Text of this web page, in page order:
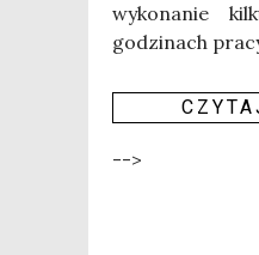
wyko­na­nie
godzi­nach
-->